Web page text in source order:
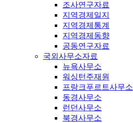
조사연구자료
지역경제일지
지역경제통계
지역경제동향
공동연구자료
국외사무소자료
뉴욕사무소
워싱턴주재원
프랑크푸르트사무소
동경사무소
런던사무소
북경사무소